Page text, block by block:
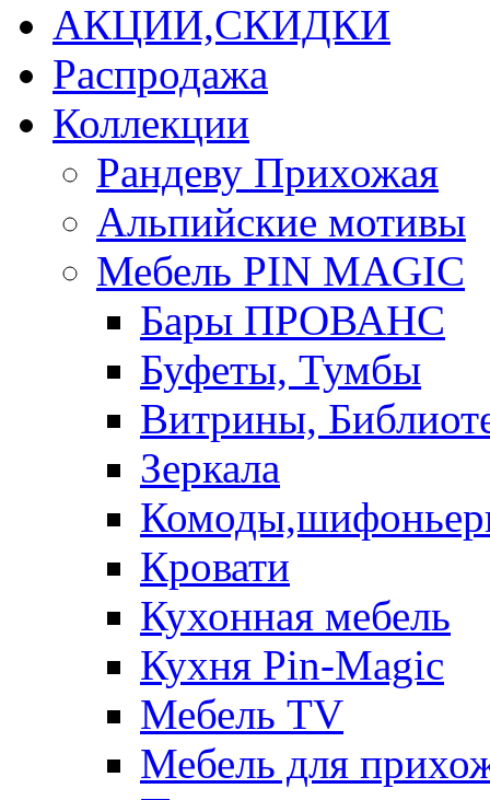
АКЦИИ,СКИДКИ
Распродажа
Коллекции
Рандеву Прихожая
Альпийские мотивы
Мебель PIN MAGIС
Бары ПРОВАНС
Буфеты, Тумбы
Витрины,
Зеркала
Кровати
Кухонная мебель
Кухня Pin-Magic
Мебель TV
Мебель для